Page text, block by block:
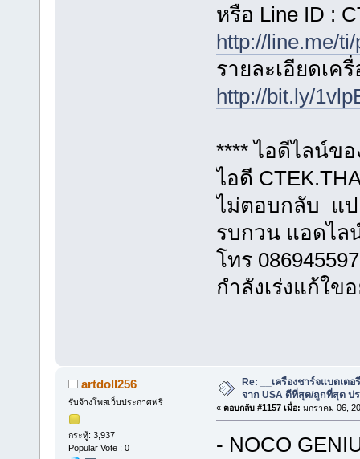
หรือ Line ID :
http://line.me/
รายละเอียดเค
http://bit.ly/
**** ไอดีไลน์ข
ไอดี
ไม่ตอบกลับ แป
รบกวน แอดไล
โทร
กำลังเร่งแก้ใข
artdoll256
รับจ้างโพสเว็บประกาศฟรี
กระทู้: 3,937
Popular Vote : 0
Re: __เครื่องชาร์จแบตเตอ
จาก USA ดีที่สุด/ถูกที่สุด ป
« ตอบกลับ #1157 เมื่อ: มกราคม 06,
- NOCO